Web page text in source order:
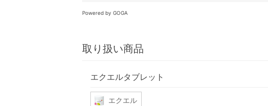
Powered by GOGA
取り扱い商品
エクエルタブレット
エクエル